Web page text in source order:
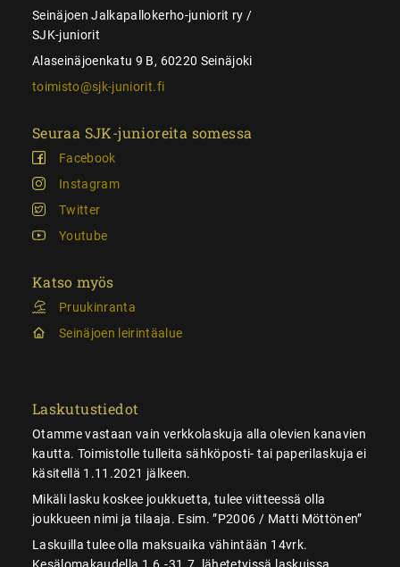
Seinäjoen Jalkapallokerho-juniorit ry /
SJK-juniorit
Alaseinäjoenkatu 9 B, 60220 Seinäjoki
toimisto@sjk-juniorit.fi
Seuraa SJK-junioreita somessa
Facebook
Instagram
Twitter
Youtube
Katso myös
Pruukinranta
Seinäjoen leirintäalue
Laskutustiedot
Otamme vastaan vain verkkolaskuja alla olevien kanavien
kautta. Toimistolle tulleita sähköposti- tai paperilaskuja ei
käsitellä 1.11.2021 jälkeen.
Mikäli lasku koskee joukkuetta, tulee viitteessä olla
joukkueen nimi ja tilaaja. Esim. ”P2006 / Matti Möttönen”
Laskuilla tulee olla maksuaika vähintään 14vrk.
Kesälomakaudella 1.6.-31.7. lähetetyissä laskuissa